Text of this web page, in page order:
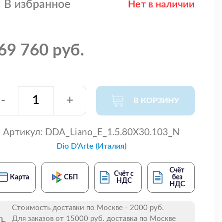
В избранное Нет в наличии
760 руб.
- + В КОРЗИНУ
Артикул: DDA_Liano_E_1.5.80X30.103_N
Dio D’Arte (Италия)
Карта СБП
Счёт с
НДС
Счёт
без
НДС
Стоимость доставки по Москве - 2000 руб.
Для заказов от 15000 руб. доставка по Москве